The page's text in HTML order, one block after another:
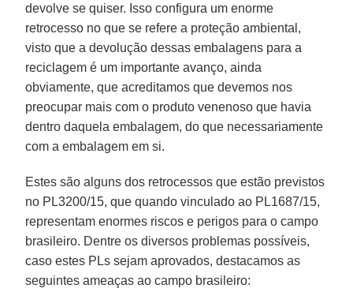
devolve se quiser. Isso configura um enorme
retrocesso no que se refere a proteção ambiental,
visto que a devolução dessas embalagens para a
reciclagem é um importante avanço, ainda
obviamente, que acreditamos que devemos nos
preocupar mais com o produto venenoso que havia
dentro daquela embalagem, do que necessariamente
com a embalagem em si.
Estes são alguns dos retrocessos que estão previstos
no PL3200/15, que quando vinculado ao PL1687/15,
representam enormes riscos e perigos para o campo
brasileiro. Dentre os diversos problemas possíveis,
caso estes PLs sejam aprovados, destacamos as
seguintes ameaças ao campo brasileiro: